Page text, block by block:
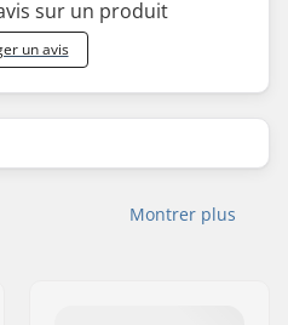
sur un produit
un avis
Montrer plus